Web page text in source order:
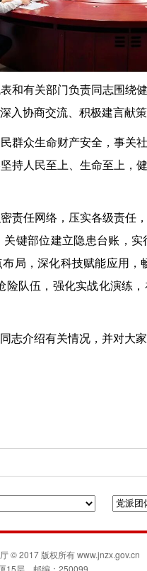
和有关部门负责同志围绕
入协商交流、积极建言献策
群众生命财产安全，事关
持人民至上、生命至上，
责任网络，压实各级责任
键部位建立隐患台账，
局，深化科技赋能应用
险队伍，强化实战化演练
志介绍有关情况，并对大
© 2017 版权所有 www.jnzx.gov.cn
15层 邮编：250099